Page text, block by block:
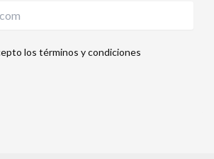
los términos y condiciones